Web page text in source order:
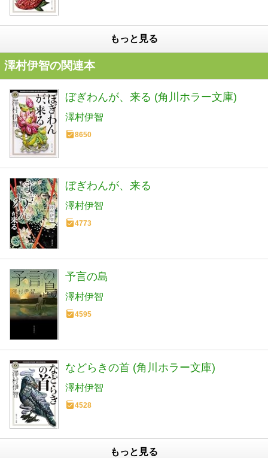
もっと見る
澤村伊智の関連本
ぼぎわんが、来る (角川ホラー文庫)
澤村伊智
8650
ぼぎわんが、来る
澤村伊智
4773
予言の島
澤村伊智
4595
などらきの首 (角川ホラー文庫)
澤村伊智
4528
もっと見る